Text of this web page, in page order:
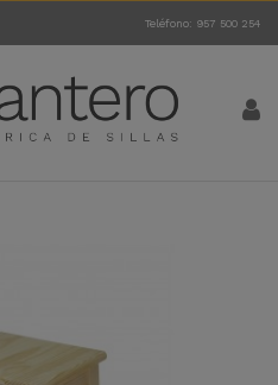
Teléfono: 957 500 254